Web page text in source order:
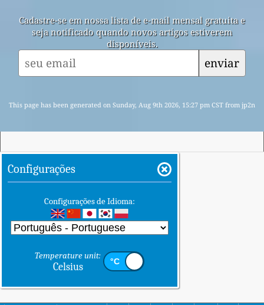
Cadastre-se em nossa lista de e-mail mensal gratuita e
seja notificado quando novos artigos estiverem
disponíveis.
enviar
This page has been generated on Sunday, Aug 9th 2026, 15:27 pm CST from jp2n
Configurações
Configurações de Idioma:
Temperature unit:
Celsius